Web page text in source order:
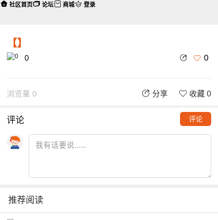
【】
0 0
浏览量 0 分享 收藏 0
评论 评论
推荐阅读
社区首页 论坛 商城 登录